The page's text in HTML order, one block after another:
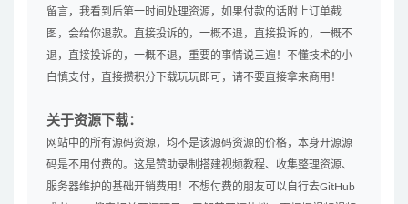
留言，我看到后第一时间处理资源，如果付款的话附上订单截
图，会给你退款。直接投诉的，一概不退，直接投诉的，一概不
退，直接投诉的，一概不退，重要的事情说三遍！不懂技术的小
白慎支付，直接攒积分下载玩玩即可，请不要直接拿来商用！
关于资源下载：
网站中的所有源码资源，均不是该源码资源的价格，本身开源源
码是不用付费的。这是赞助录制搭建视频教程、收集整理资源、
服务器维护的基础开销费用！不想付费的朋友可以自行去GitHub